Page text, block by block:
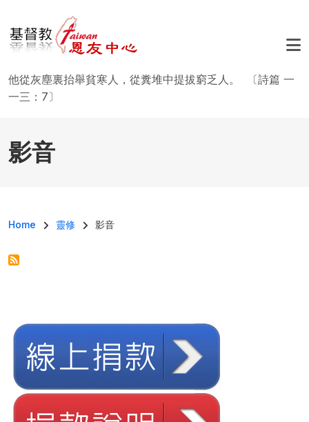
他從灰塵裏抬舉貧寒人，從糞堆中提拔窮乏人。 〔詩篇 一
一三：7〕
影音
導航連結
Home 靈修 影音